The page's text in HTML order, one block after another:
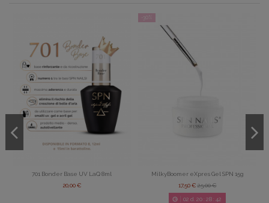
701 Bonder Base UV LaQ 8ml
20,00 €
-30%
MilkyBoomer eXpres Gel SPN 15g
17,50 €25,00 €
02 d. 20: 28: 42